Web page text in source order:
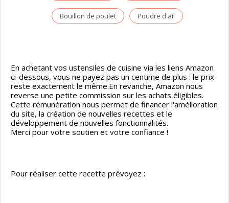
Bouillon de poulet Poudre d'ail
En achetant vos ustensiles de cuisine via les liens Amazon
ci-dessous, vous ne payez pas un centime de plus : le prix
reste exactement le même.En revanche, Amazon nous
reverse une petite commission sur les achats éligibles.
Cette rémunération nous permet de financer l'amélioration
du site, la création de nouvelles recettes et le
développement de nouvelles fonctionnalités.
Merci pour votre soutien et votre confiance !
Pour réaliser cette recette prévoyez :